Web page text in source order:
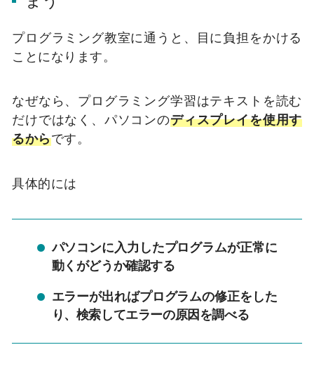
プログラミング教室に通うと、目に負担をかける
ことになります。
なぜなら、プログラミング学習はテキストを読む
だけではなく、パソコンのディスプレイを使用す
るからです。
具体的には
パソコンに入力したプログラムが正常に
動くがどうか確認する
エラーが出ればプログラムの修正をした
り、検索してエラーの原因を調べる